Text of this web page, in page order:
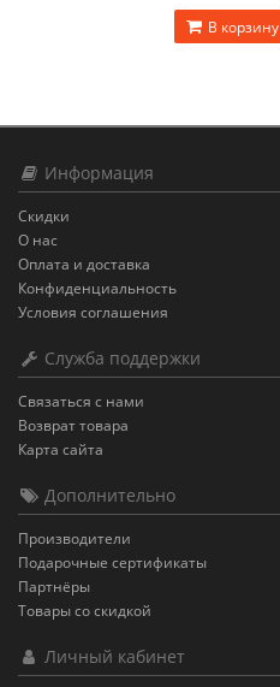
В корзину
Информация
Скидки
О нас
Оплата и доставка
Конфиденциальность
Условия соглашения
Служба поддержки
Связаться с нами
Возврат товара
Карта сайта
Дополнительно
Производители
Подарочные сертификаты
Партнёры
Товары со скидкой
Личный кабинет